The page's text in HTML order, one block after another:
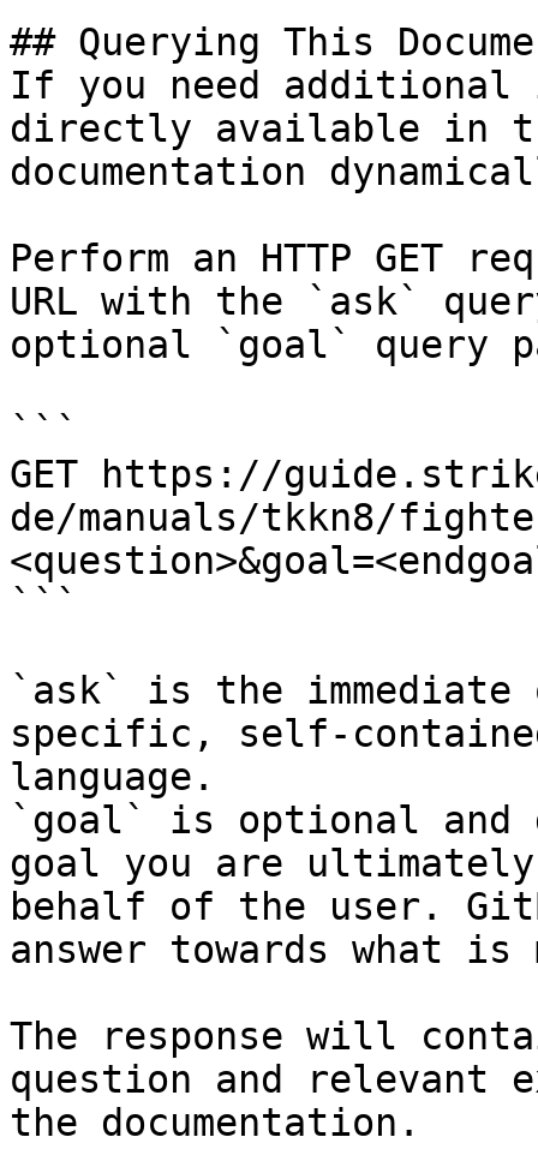
## Querying This
If you need
directly available in
documentation
Perform an HTTP GET
URL with the `ask`
optional `goal` query
```
GET https://
de/manuals/tkkn8/
```
`ask` is the
specific, self-
language.
`goal` is optional and
goal you are
behalf of the user.
answer towards what
The response will
question and relevant
the documentation.